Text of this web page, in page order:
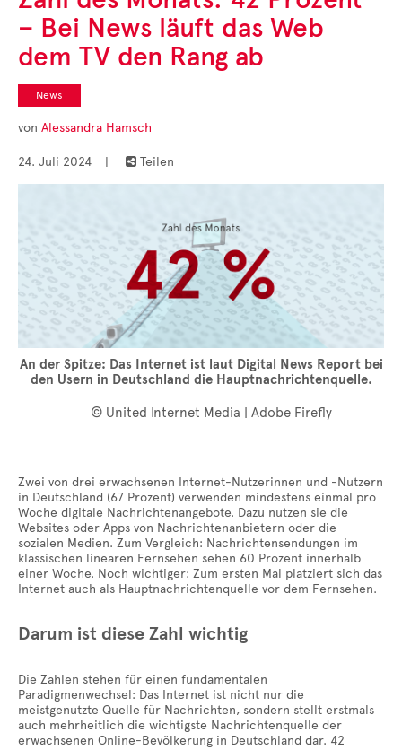
Cases
• Themen-Serien
• Kurzinterviews
– Bei News läuft das Web
dem TV den Rang ab
News
von Alessandra Hamsch
24. Juli 2024 |  Teilen
An der Spitze: Das Internet ist laut Digital News Report bei
den Usern in Deutschland die Hauptnachrichtenquelle.
© United Internet Media | Adobe Firefly
Zwei von drei erwachsenen Internet-Nutzerinnen und -Nutzern
in Deutschland (67 Prozent) verwenden mindestens einmal pro
Woche digitale Nachrichtenangebote. Dazu nutzen sie die
Websites oder Apps von Nachrichtenanbietern oder die
sozialen Medien. Zum Vergleich: Nachrichtensendungen im
klassischen linearen Fernsehen sehen 60 Prozent innerhalb
einer Woche. Noch wichtiger: Zum ersten Mal platziert sich das
Internet auch als Hauptnachrichtenquelle vor dem Fernsehen.
Darum ist diese Zahl wichtig
Die Zahlen stehen für einen fundamentalen
Paradigmenwechsel: Das Internet ist nicht nur die
meistgenutzte Quelle für Nachrichten, sondern stellt erstmals
auch mehrheitlich die wichtigste Nachrichtenquelle der
erwachsenen Online-Bevölkerung in Deutschland dar. 42